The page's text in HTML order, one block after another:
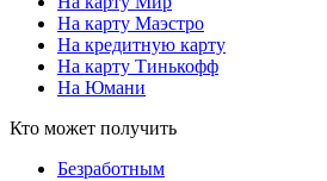
На карту Маэстро
На кредитную карту
На карту Тинькофф
На Юмани
Кто может получить
Безработным